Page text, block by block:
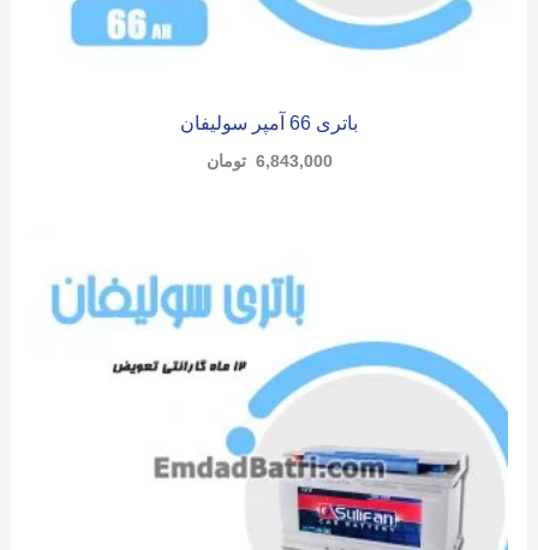
باتری 66 آمپر سولیفان
6,843,000 تومان